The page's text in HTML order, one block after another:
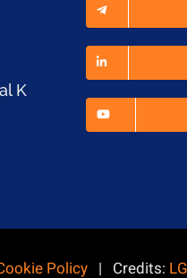
K
Policy| Credits: